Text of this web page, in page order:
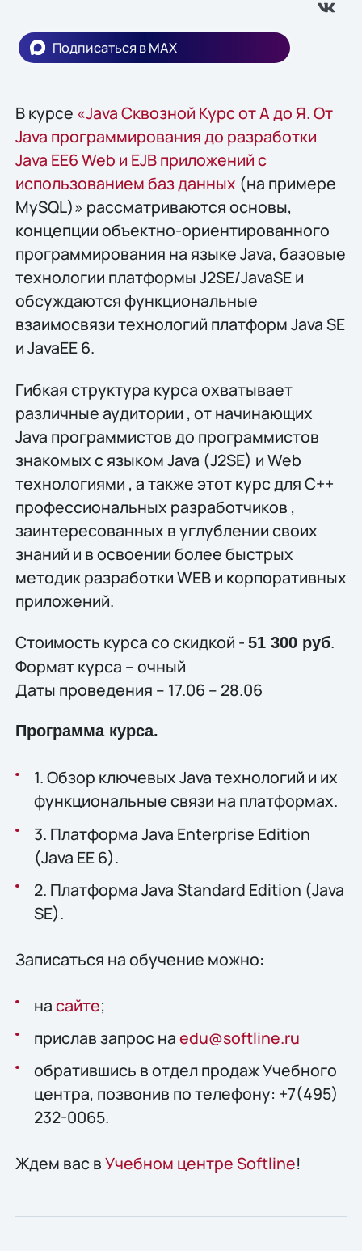
Подписаться в MAX
В курсе «Java Сквозной Курс от А до Я. От
Java программирования до разработки
Java EE6 Web и EJB приложений с
использованием баз данных (на примере
MySQL)» рассматриваются основы,
концепции объектно-ориентированного
программирования на языке Java, базовые
технологии платформы J2SE/JavaSE и
обсуждаются функциональные
взаимосвязи технологий платформ Java SE
и JavaEE 6.
Гибкая структура курса охватывает
различные аудитории , от начинающих
Java программистов до программистов
знакомых с языком Java (J2SE) и Web
технологиями , а также этот курс для С++
профессиональных разработчиков ,
заинтересованных в углублении своих
знаний и в освоении более быстрых
методик разработки WEB и корпоративных
приложений.
Стоимость курса со скидкой - 51 300 руб.
Формат курса – очный
Даты проведения – 17.06 – 28.06
Программа курса.
1. Обзор ключевых Java технологий и их
функциональные связи на платформах.
3. Платформа Java Enterprise Edition
(Java EE 6).
2. Платформа Java Standard Edition (Java
SE).
Записаться на обучение можно:
насайте;
прислав запрос наedu@softline.ru
обратившись в отдел продаж Учебного
центра, позвонив по телефону: +7(495)
232-0065.
Ждем вас вУчебном центре Softline!